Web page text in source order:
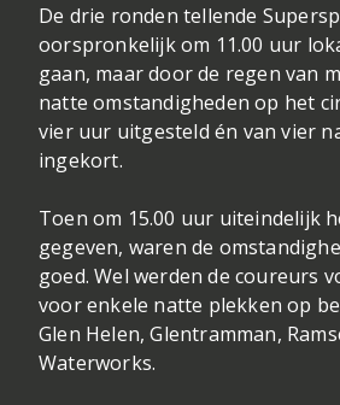
De drie ronden tellende
oorspronkelijk om 11.00 uur
gaan, maar door de regen van
natte omstandigheden op het
vier uur uitgesteld én van vier
ingekort.
Toen om 15.00 uur uiteindelijk
gegeven, waren de
goed. Wel werden de coureurs
voor enkele natte plekken op
Glen Helen, Glentramman,
Waterworks.